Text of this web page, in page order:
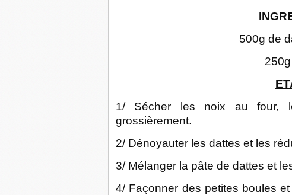
500g de
1/ Sécher les noix au four,
grossièrement.
2/ Dénoyauter les dattes et les
3/ Mélanger la pâte de dattes et
4/ Façonner des petites boules